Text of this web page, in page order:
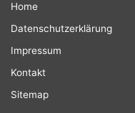
Home
Datenschutzerklärung
Impressum
Kontakt
Sitemap